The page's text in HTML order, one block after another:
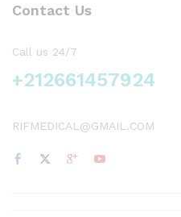
Contact Us
Call us 24/7
+212661457924
RIFMEDICAL@GMAIL.COM